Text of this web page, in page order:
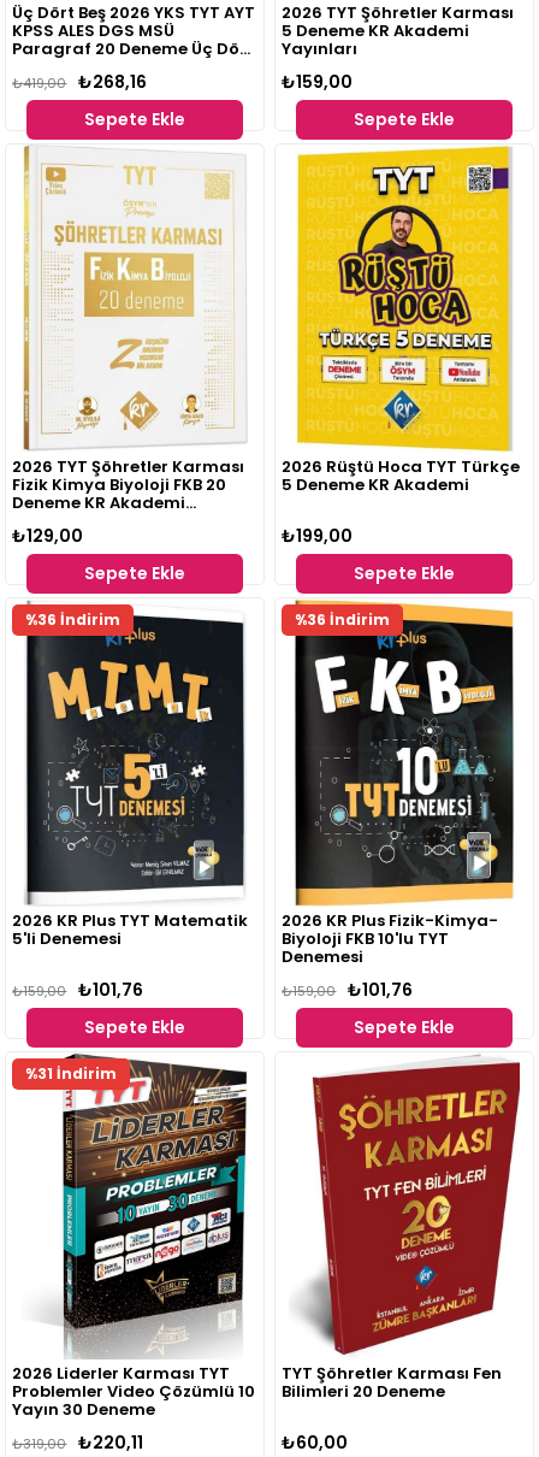
Üç Dört Beş 2026 YKS TYT AYT
KPSS ALES DGS MSÜ
Paragraf 20 Deneme Üç Dört
₺268,16
₺419,00
Sepete Ekle
2026 TYT Şöhretler Karması
5 Deneme KR Akademi
Yayınları
₺159,00
Sepete Ekle
2026 TYT Şöhretler Karması
Fizik Kimya Biyoloji FKB 20
Deneme KR Akademi
₺129,00
Sepete Ekle
2026 Rüştü Hoca TYT Türkçe
5 Deneme KR Akademi
₺199,00
Sepete Ekle
2026 KR Plus TYT Matematik
5'li Denemesi
₺101,76
₺159,00
Sepete Ekle
%36 İndirim
2026 KR Plus Fizik-Kimya-
Biyoloji FKB 10'lu TYT
Denemesi
₺101,76
₺159,00
Sepete Ekle
%36 İndirim
2026 Liderler Karması TYT
Problemler Video Çözümlü 10
Yayın 30 Deneme
₺220,11
₺319,00
%31 İndirim
TYT Şöhretler Karması Fen
Bilimleri 20 Deneme
₺60,00